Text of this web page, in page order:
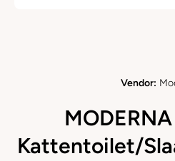
Vendor:
Kattentoilet/